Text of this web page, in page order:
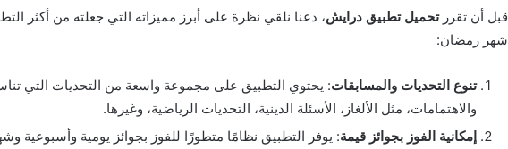
قبل أن تقررتحميل تطبيق درايش، دعنا نلقي نظرة على أبرز مميزاته التي جعلته من أكثر
شهر رمضان:
تنوع التحديات والمسابقات: يحتوي التطبيق على مجموعة واسعة من التحديات التي
والاهتمامات، مثل الألغاز، الأسئلة الدينية، التحديات الرياضية، وغيرها.
إمكانية الفوز بجوائز قيمة: يوفر التطبيق نظامًا متطورًا للفوز بجوائز يومية وأسبوعية